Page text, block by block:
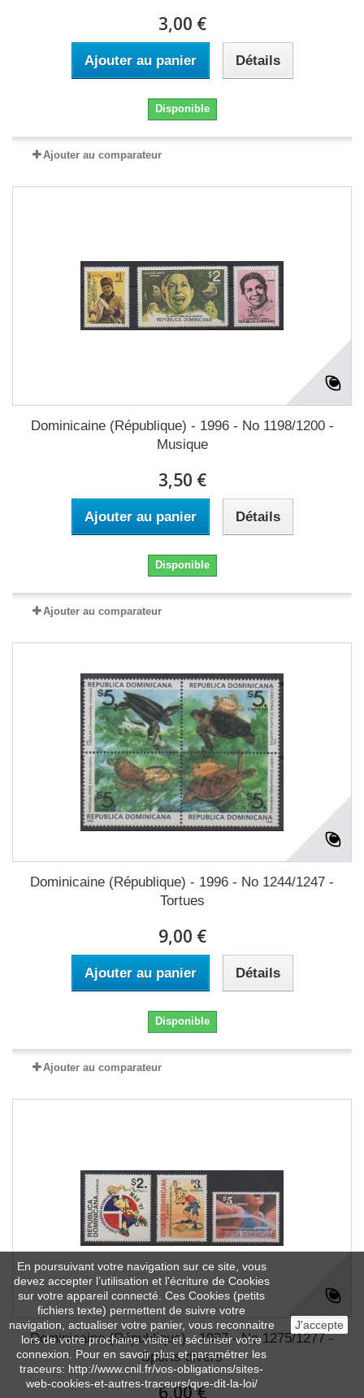
3,00 €
Ajouter au panier Détails
Disponible
Ajouter au comparateur
Dominicaine (République) - 1996 - No 1198/1200 -
Musique
3,50 €
Ajouter au panier Détails
Disponible
Ajouter au comparateur
Dominicaine (République) - 1996 - No 1244/1247 -
Tortues
9,00 €
Ajouter au panier Détails
Disponible
Ajouter au comparateur
Dominicaine (République) - 1997 - No 1275/1277 -
Sports divers
6,00 €
En poursuivant votre navigation sur ce site, vous
devez accepter l’utilisation et l'écriture de Cookies
sur votre appareil connecté. Ces Cookies (petits
fichiers texte) permettent de suivre votre
navigation, actualiser votre panier, vous reconnaitre
lors de votre prochaine visite et sécuriser votre
connexion. Pour en savoir plus et paramétrer les
traceurs: http://www.cnil.fr/vos-obligations/sites-
web-cookies-et-autres-traceurs/que-dit-la-loi/
J'accepte